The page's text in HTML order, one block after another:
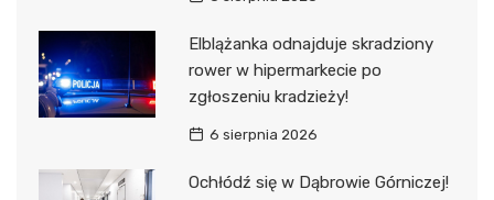
Elblążanka odnajduje skradziony
rower w hipermarkecie po
zgłoszeniu kradzieży!
6 sierpnia 2026
Ochłódź się w Dąbrowie Górniczej!